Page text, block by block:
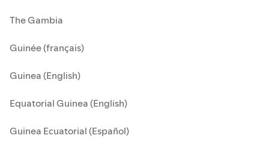
The Gambia
Guinée (français)
Guinea (English)
Equatorial Guinea (English)
Guinea Ecuatorial (Español)